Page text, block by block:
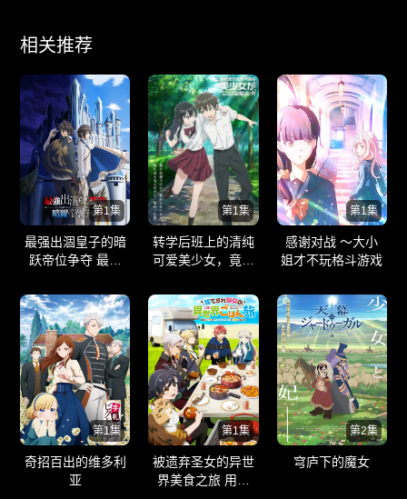
相关推荐
第1集
最强出涸皇子的暗
跃帝位争夺 最強
第1集
转学后班上的清纯
可爱美少女，竟是
哥儿们
第1集
感谢对战 ～大小
姐才不玩格斗游戏
第1集
奇招百出的维多利
亚
第1集
被遗弃圣女的异世
界美食之旅 用隐
第2集
穹庐下的魔女